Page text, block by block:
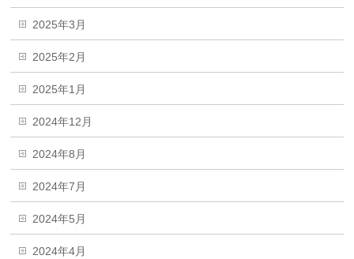
2025年3月
2025年2月
2025年1月
2024年12月
2024年8月
2024年7月
2024年5月
2024年4月